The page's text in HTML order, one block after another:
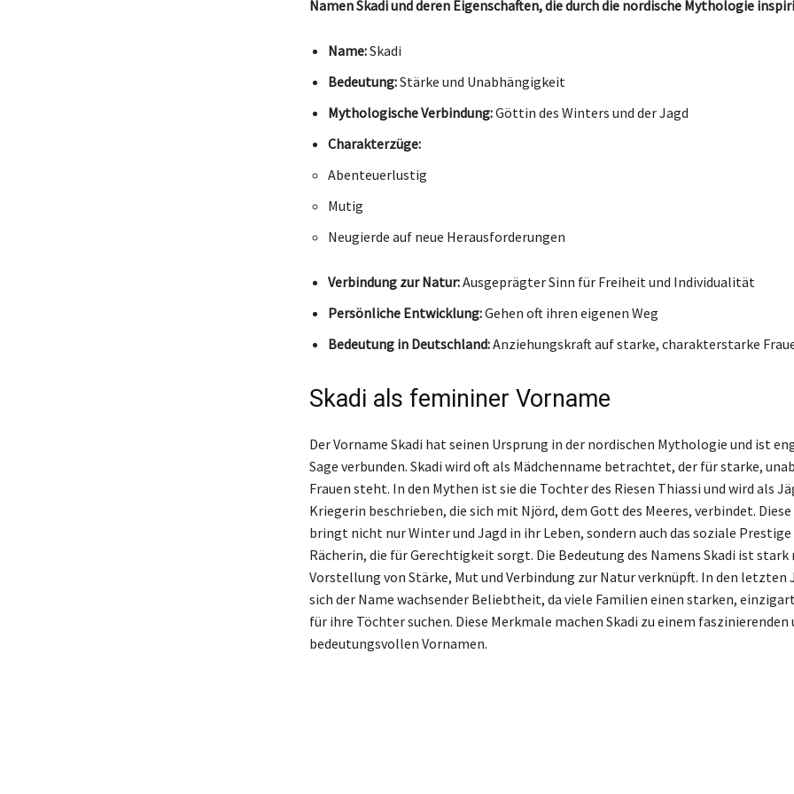
Namen Skadi und deren Eigenschaften, die durch die nordische Mythologie
Name:Skadi
Bedeutung:Stärke und Unabhängigkeit
Mythologische Verbindung:Göttin des Winters und der Jagd
Charakterzüge:
Abenteuerlustig
Mutig
Neugierde auf neue Herausforderungen
Verbindung zur Natur:Ausgeprägter Sinn für Freiheit und Individualität
Persönliche Entwicklung:Gehen oft ihren eigenen Weg
Bedeutung in Deutschland:Anziehungskraft auf starke, charakterstarke
Skadi als femininer Vorname
Der Vorname Skadi hat seinen Ursprung in der nordischen Mythologie und ist
Sage verbunden. Skadi wird oft als Mädchenname betrachtet, der für starke,
Frauen steht. In den Mythen ist sie die Tochter des Riesen Thiassi und wird als
Kriegerin beschrieben, die sich mit Njörd, dem Gott des Meeres, verbindet.
bringt nicht nur Winter und Jagd in ihr Leben, sondern auch das soziale
Rächerin, die für Gerechtigkeit sorgt. Die Bedeutung des Namens Skadi ist
Vorstellung von Stärke, Mut und Verbindung zur Natur verknüpft. In den letzten
sich der Name wachsender Beliebtheit, da viele Familien einen starken,
für ihre Töchter suchen. Diese Merkmale machen Skadi zu einem faszinierenden
bedeutungsvollen Vornamen.